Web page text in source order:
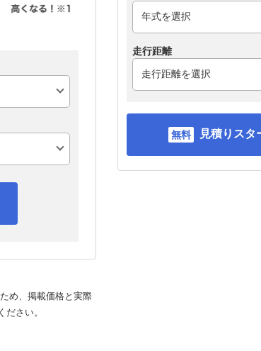
め、掲載価格と実際
さい。
走行距離
見積りスタ